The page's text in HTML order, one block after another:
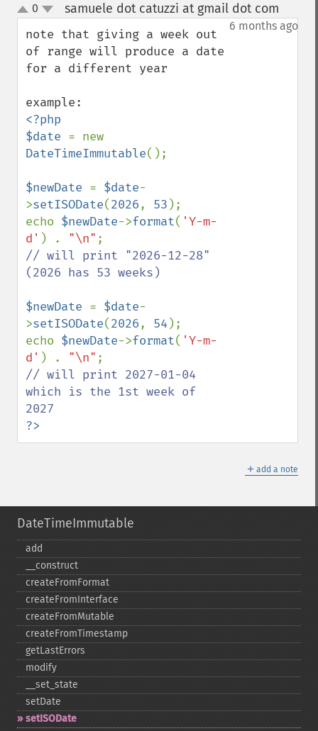
up
down
0 samuele dot catuzzi at gmail dot com
6 months ago
note that giving a week out
of range will produce a date
for a different year
<?php
$date
DateTimeImmutable();
$newDate = $date-
>setISODate(2026, 53 );
echo $newDate->format( 'Y-m-
d' ) . "\n"
// will print "2026-12-28"
(2026 has 53 weeks)
$newDate = $date-
>setISODate(2026, 54 );
echo $newDate->format( 'Y-m-
d' ) . "\n"
// will print 2027-01-04
which is the 1st week of
?>
＋ add a note
DateTimeImmutable
add
_​_​construct
createFromFormat
createFromInterface
createFromMutable
createFromTimestamp
getLastErrors
modify
_​_​set_​state
setDate
setISODate